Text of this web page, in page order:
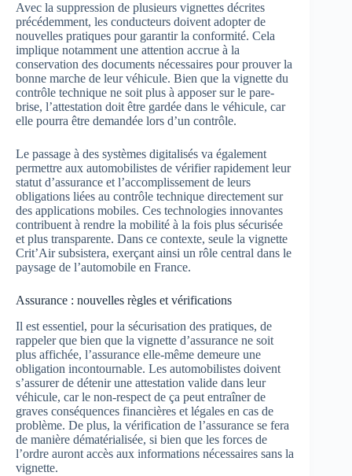
Avec la suppression de plusieurs vignettes décrites
précédemment, les conducteurs doivent adopter de
nouvelles pratiques pour garantir la conformité. Cela
implique notamment une attention accrue à la
conservation des documents nécessaires pour prouver la
bonne marche de leur véhicule. Bien que la vignette du
contrôle technique ne soit plus à apposer sur le pare-
brise, l’attestation doit être gardée dans le véhicule, car
elle pourra être demandée lors d’un contrôle.
Le passage à des systèmes digitalisés va également
permettre aux automobilistes de vérifier rapidement leur
statut d’assurance et l’accomplissement de leurs
obligations liées au contrôle technique directement sur
des applications mobiles. Ces technologies innovantes
contribuent à rendre la mobilité à la fois plus sécurisée
et plus transparente. Dans ce contexte, seule la vignette
Crit’Air subsistera, exerçant ainsi un rôle central dans le
paysage de l’automobile en France.
Assurance : nouvelles règles et vérifications
Il est essentiel, pour la sécurisation des pratiques, de
rappeler que bien que la vignette d’assurance ne soit
plus affichée, l’assurance elle-même demeure une
obligation incontournable. Les automobilistes doivent
s’assurer de détenir une attestation valide dans leur
véhicule, car le non-respect de ça peut entraîner de
graves conséquences financières et légales en cas de
problème. De plus, la vérification de l’assurance se fera
de manière dématérialisée, si bien que les forces de
l’ordre auront accès aux informations nécessaires sans la
vignette.